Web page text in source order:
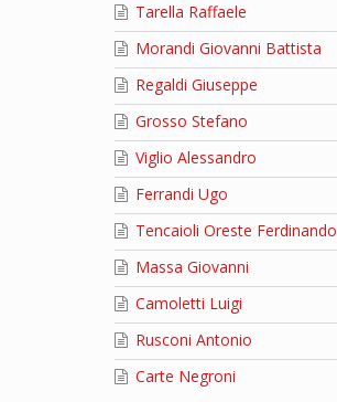
Tarella Raffaele
Morandi Giovanni Battista
Regaldi Giuseppe
Grosso Stefano
Viglio Alessandro
Ferrandi Ugo
Tencaioli Oreste Ferdinando
Massa Giovanni
Camoletti Luigi
Rusconi Antonio
Carte Negroni